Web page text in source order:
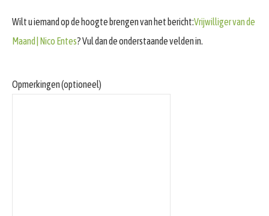
Wilt u iemand op de hoogte brengen van het bericht:Vrijwilliger van de
Maand | Nico Entes? Vul dan de onderstaande velden in.
Opmerkingen (optioneel)